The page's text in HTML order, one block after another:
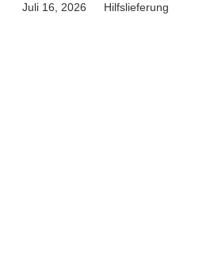
Juli 16, 2026 Hilfslieferung